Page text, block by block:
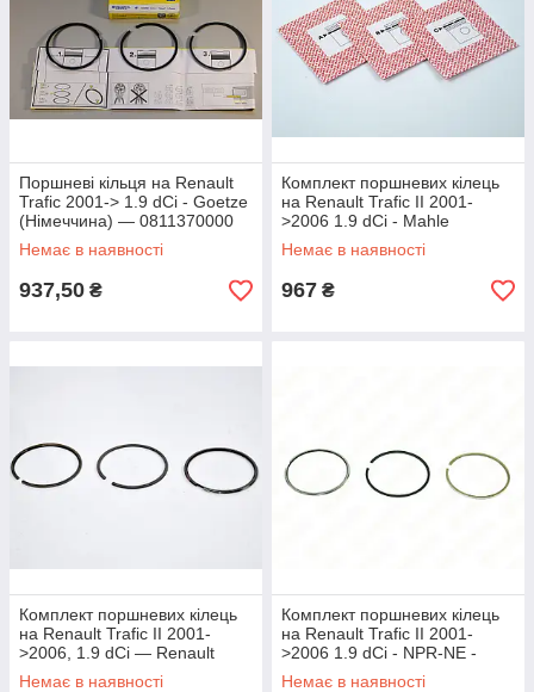
Поршневі кільця на Renault
Trafic 2001-> 1.9 dCi - Goetze
(Німеччина) — 0811370000
Немає в наявності
937,50 ₴
Комплект поршневих кілець
на Renault Trafic II 2001-
>2006 1.9 dCi - Mahle
(Німеччина) - 02158V1
Немає в наявності
967 ₴
Комплект поршневих кілець
на Renault Trafic II 2001-
>2006, 1.9 dCi — Renault
(Оригінал) - 7701470248
Немає в наявності
Комплект поршневих кілець
на Renault Trafic II 2001-
>2006 1.9 dCi - NPR-NE -
120038004400
Немає в наявності